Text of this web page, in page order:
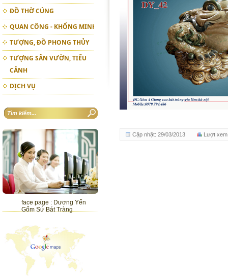
ĐỒ THỜ CÚNG
QUAN CÔNG - KHỔNG MINH
TƯỢNG, ĐỒ PHONG THỦY
TƯỢNG SÂN VƯỜN, TIỂU
CẢNH
DỊCH VỤ
face page : Dương Yến
Gốm Sứ Bát Tràng
Cập nhật: 29/03/2013 Lượt